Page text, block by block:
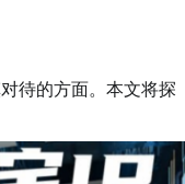
待的方面。本文将探